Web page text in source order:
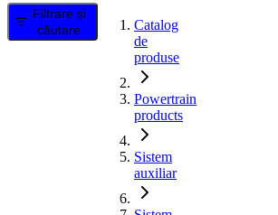
Filtrare și
căutare
Catalog
de
produse
Powertrain
products
Sistem
auxiliar